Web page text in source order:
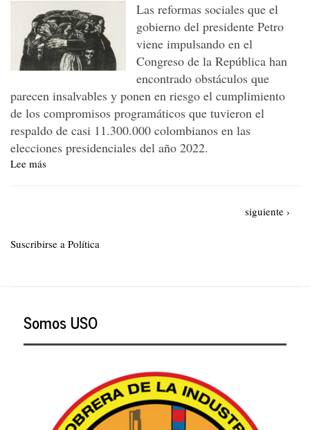
Las reformas sociales que el
gobierno del presidente Petro
viene impulsando en el
Congreso de la República han
encontrado obstáculos que
parecen insalvables y ponen en riesgo el cumplimiento
de los compromisos programáticos que tuvieron el
respaldo de casi 11.300.000 colombianos en las
elecciones presidenciales del año 2022.
Lee más
avance
prioritarias
Siguiente
siguiente ›
Suscribirse a Política
Somos USO